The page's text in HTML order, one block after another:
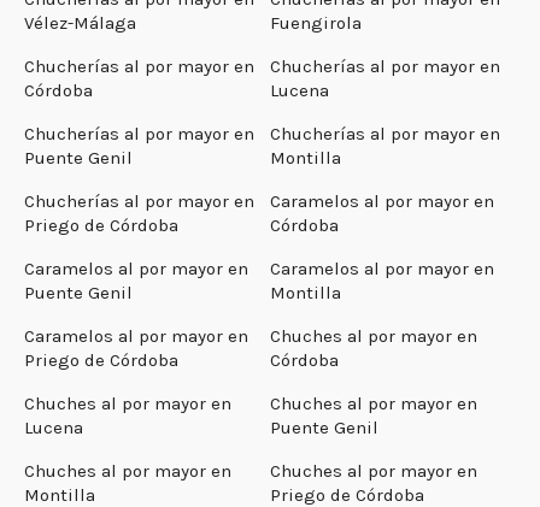
Vélez-Málaga
Fuengirola
Chucherías al por mayor en
Córdoba
Chucherías al por mayor en
Lucena
Chucherías al por mayor en
Puente Genil
Chucherías al por mayor en
Montilla
Chucherías al por mayor en
Priego de Córdoba
Caramelos al por mayor en
Córdoba
Caramelos al por mayor en
Puente Genil
Caramelos al por mayor en
Montilla
Caramelos al por mayor en
Priego de Córdoba
Chuches al por mayor en
Córdoba
Chuches al por mayor en
Lucena
Chuches al por mayor en
Puente Genil
Chuches al por mayor en
Montilla
Chuches al por mayor en
Priego de Córdoba